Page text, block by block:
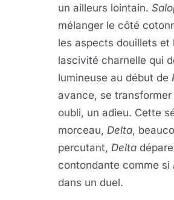
un ailleurs lointain.
mélanger le côté
les aspects douillets et
lascivité charnelle qui
lumineuse au début de
avance, se transformer
oubli, un adieu. Cette
morceau, Delta,
percutant, Delta
contondante comme si
dans un duel.